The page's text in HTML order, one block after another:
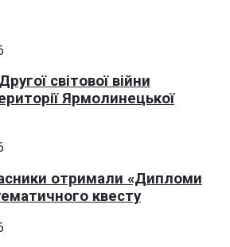
світової війни
Ярмолинецької
отримали «Дипломи
квесту